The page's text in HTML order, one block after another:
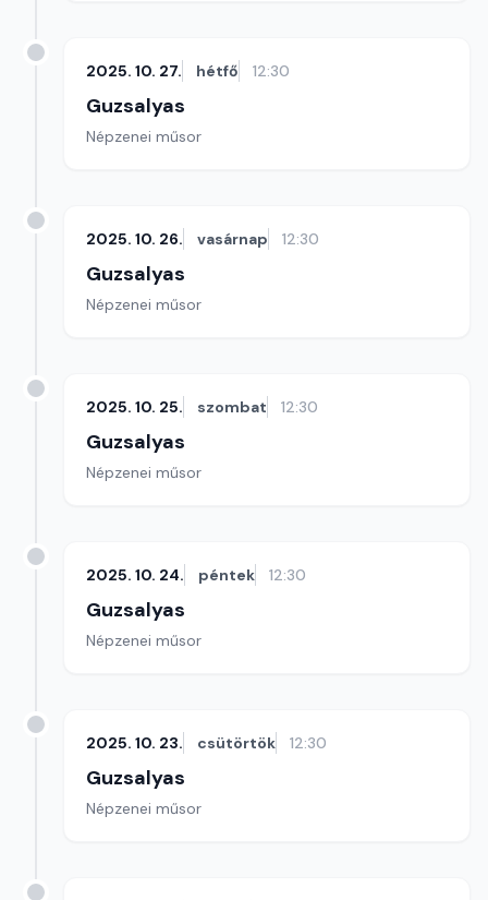
2025. 10. 27. hétfő 12:30
Guzsalyas
Népzenei műsor
2025. 10. 26. vasárnap 12:30
Guzsalyas
Népzenei műsor
2025. 10. 25. szombat 12:30
Guzsalyas
Népzenei műsor
2025. 10. 24. péntek 12:30
Guzsalyas
Népzenei műsor
2025. 10. 23. csütörtök 12:30
Guzsalyas
Népzenei műsor